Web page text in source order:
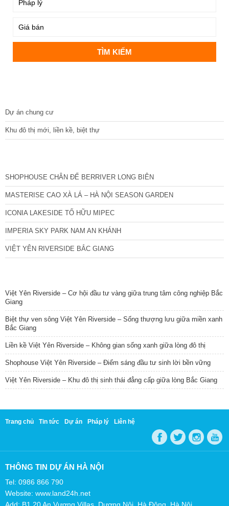
Dự án chung cư
Khu đô thị mới, liền kề, biệt thự
SHOPHOUSE CHÂN ĐẾ BERRIVER LONG BIÊN
MASTERISE CAO XÀ LÁ – HÀ NỘI SEASON GARDEN
ICONIA LAKESIDE TỐ HỮU MIPEC
IMPERIA SKY PARK NAM AN KHÁNH
VIỆT YÊN RIVERSIDE BẮC GIANG
Việt Yên Riverside – Cơ hội đầu tư vàng giữa trung tâm công nghiệp Bắc
Giang
Biệt thự ven sông Việt Yên Riverside – Sống thượng lưu giữa miền xanh
Bắc Giang
Liền kề Việt Yên Riverside – Không gian sống xanh giữa lòng đô thị
Shophouse Việt Yên Riverside – Điểm sáng đầu tư sinh lời bền vững
Việt Yên Riverside – Khu đô thị sinh thái đẳng cấp giữa lòng Bắc Giang
Trang chủ Tin tức Dự án Pháp lý Liên hệ
THÔNG TIN DỰ ÁN HÀ NỘI
Tel: 0986 866 790
Website: www.land24h.net